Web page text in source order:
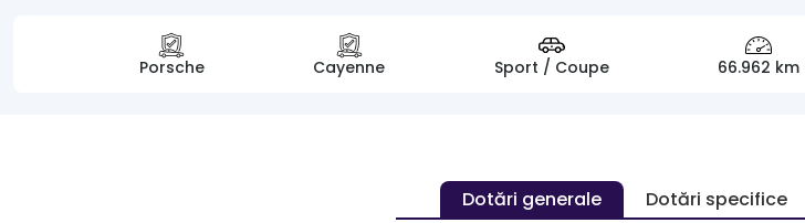
Porsche Cayenne Sport / Coupe 66.962 km
Dotări generale Dotări specifice